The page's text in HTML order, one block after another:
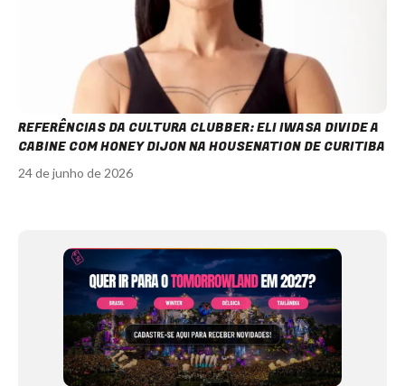
REFERÊNCIAS DA CULTURA CLUBBER: ELI IWASA DIVIDE A
CABINE COM HONEY DIJON NA HOUSENATION DE CURITIBA
24 de junho de 2026